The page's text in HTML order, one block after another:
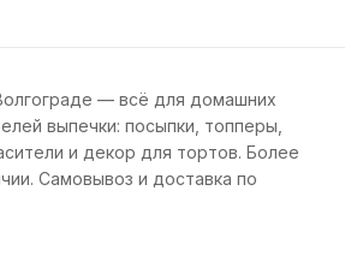
— всё для домашних
выпечки: посыпки, топперы,
и декор для тортов. Более
Самовывоз и доставка по